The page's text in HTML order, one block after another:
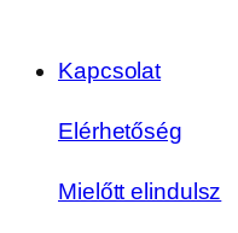
Kapcsolat
Elérhetőség
Mielőtt elindulsz